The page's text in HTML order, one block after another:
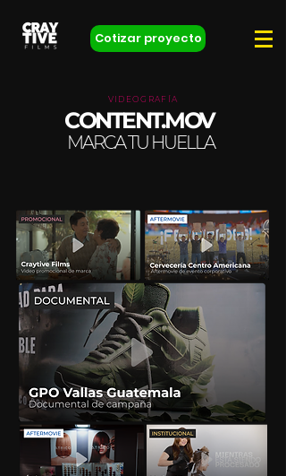
Cotizar proyecto
VIDEOGRAFÍA
CONTENT.MOV
MARCA TU HUELLA